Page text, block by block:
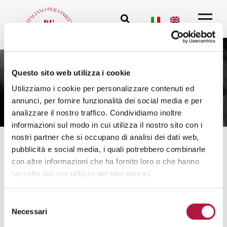
Questo sito web utilizza i cookie
Utilizziamo i cookie per personalizzare contenuti ed
annunci, per fornire funzionalità dei social media e per
analizzare il nostro traffico. Condividiamo inoltre
informazioni sul modo in cui utilizza il nostro sito con i
nostri partner che si occupano di analisi dei dati web,
pubblicità e social media, i quali potrebbero combinarle
con altre informazioni che ha fornito loro o che hanno
raccolto dal suo utilizzo dei loro servizi.
delNecessari
BE CAUSE